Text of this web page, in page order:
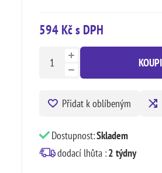
594 Kč s DPH
Přidat k oblíbeným
Dostupnost:Skladem
dodací lhůta :2 týdny